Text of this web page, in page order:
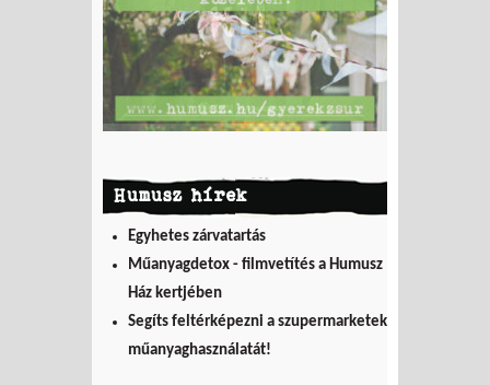
Humusz hírek
Egyhetes zárvatartás
Műanyagdetox - filmvetítés a Humusz
Ház kertjében
Segíts feltérképezni a szupermarketek
műanyaghasználatát!